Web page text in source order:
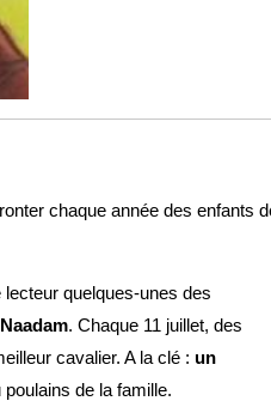
chaque année des enfants
quelques-unes des
Naadam. Chaque 11 juillet, des
cavalier. A la clé : un
poulains de la famille.